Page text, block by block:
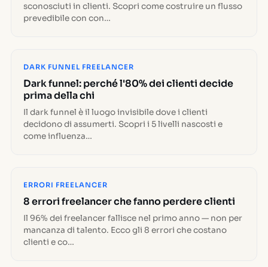
sconosciuti in clienti. Scopri come costruire un flusso
prevedibile con con…
DARK FUNNEL FREELANCER
Dark funnel: perché l'80% dei clienti decide
prima della chi
Il dark funnel è il luogo invisibile dove i clienti
decidono di assumerti. Scopri i 5 livelli nascosti e
come influenza…
ERRORI FREELANCER
8 errori freelancer che fanno perdere clienti
Il 96% dei freelancer fallisce nel primo anno — non per
mancanza di talento. Ecco gli 8 errori che costano
clienti e co…